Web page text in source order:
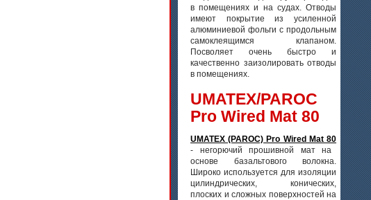
в помещениях и на судах. Отводы
имеют покрытие из усиленной
алюминиевой фольги с продольным
самоклеящимся клапаном.
Посволяет очень быстро и
качественно заизолировать отводы
в помещениях.
UMATEX/PAROC
Pro Wired Mat 80
UMATEX (PAROC) Pro Wired Mat 80
- негорючий прошивной мат на
основе базальтового волокна.
Широко используется для изоляции
цилиндрических, конических,
плоских и сложных поверхностей на